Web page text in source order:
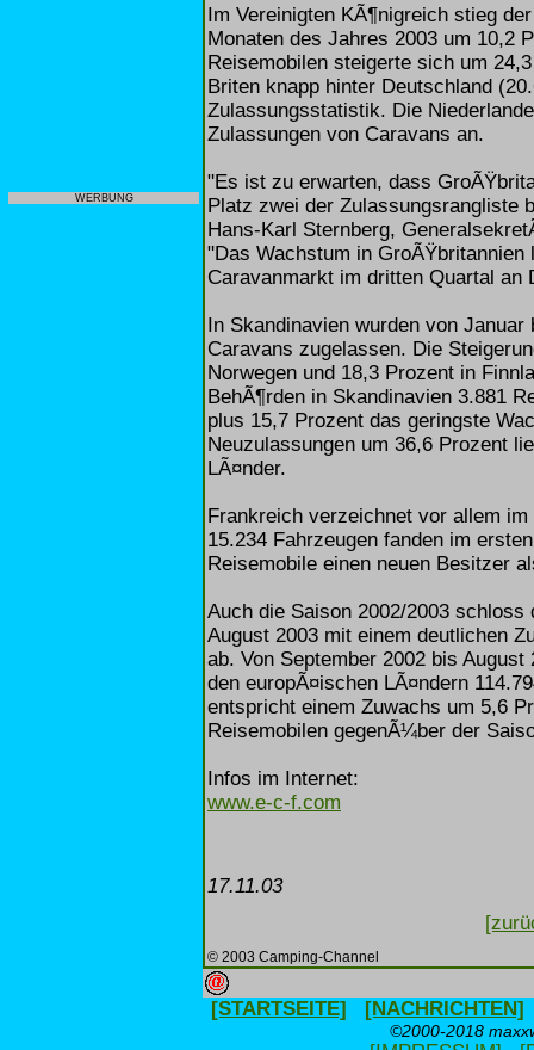
WERBUNG
Im Vereinigten KÃ¶nigreich stieg
Monaten des Jahres 2003 um 10,2
Reisemobilen steigerte sich um
Briten knapp hinter Deutschland
Zulassungsstatistik. Die
Zulassungen von Caravans an.
"Es ist zu erwarten, dass
Platz zwei der Zulassungsrangliste
Hans-Karl Sternberg,
"Das Wachstum in
Caravanmarkt im dritten Quartal an
In Skandinavien wurden von
Caravans zugelassen. Die
Norwegen und 18,3 Prozent in
BehÃ¶rden in Skandinavien 3.881
plus 15,7 Prozent das geringste
Neuzulassungen um 36,6 Prozent
LÃ¤nder.
Frankreich verzeichnet vor allem
15.234 Fahrzeugen fanden im
Reisemobile einen neuen Besitzer
Auch die Saison 2002/2003
August 2003 mit einem deutlichen
ab. Von September 2002 bis
den europÃ¤ischen LÃ¤ndern
entspricht einem Zuwachs um 5,6
Reisemobilen gegenÃ¼ber der
Infos im Internet:
www.e-c-f.com
17.11.03
© 2003 Camping-Channel
[STARTSEITE] [NACHRICHTEN]
©2000-2018